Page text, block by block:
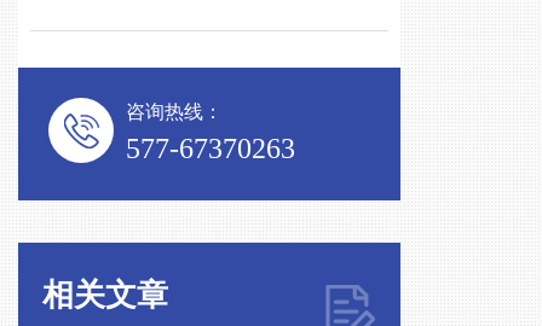
咨询热线：
577-67370263
相关文章